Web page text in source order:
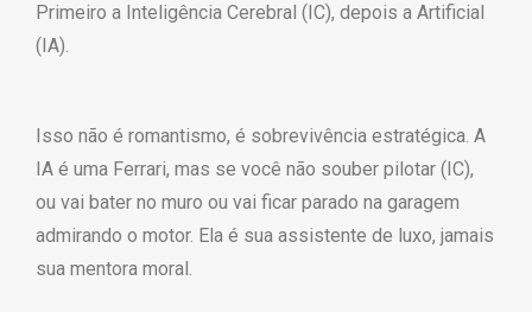
Primeiro a Inteligência Cerebral (IC), depois a Artificial
(IA).
Isso não é romantismo, é sobrevivência estratégica. A
IA é uma Ferrari, mas se você não souber pilotar (IC),
ou vai bater no muro ou vai ficar parado na garagem
admirando o motor. Ela é sua assistente de luxo, jamais
sua mentora moral.